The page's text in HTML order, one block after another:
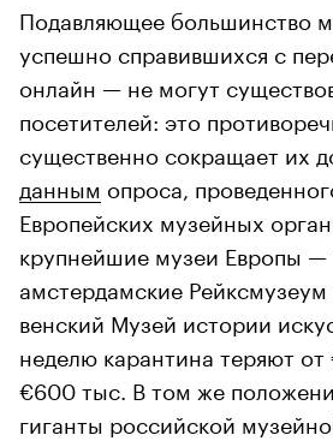
Подавляющее большинство
успешно справившихся с
онлайн — не могут
посетителей: это
существенно сокращает их
данным опроса,
Европейских музейных
крупнейшие музеи Европы —
амстердамские
венский Музей истории
неделю карантина теряют
€600 тыс. В том же
гиганты российской